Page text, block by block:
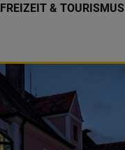
FREIZEIT & TOURISMUS